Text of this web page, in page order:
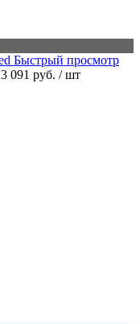
Быстрый просмотр
3 091 руб. / шт